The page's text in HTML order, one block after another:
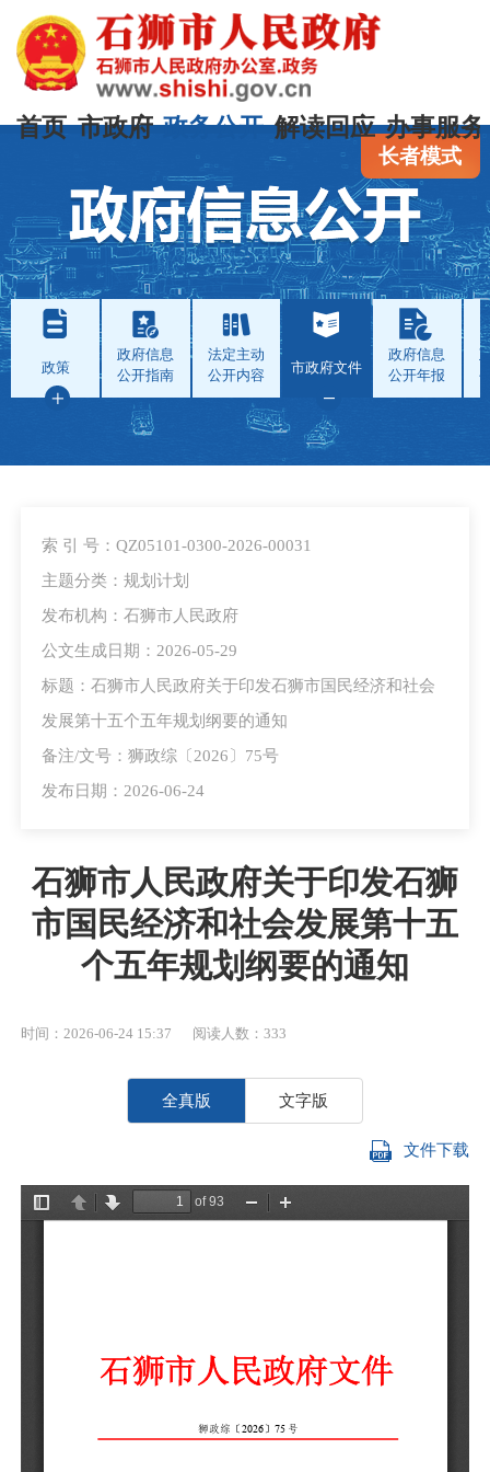
首页 市政府 政务公开 解读回应 办事服务
长者模式
政策
政府信息
公开指南
法定主动
公开内容
市政府文件
政府信息
公开年报
索 引 号：QZ05101-0300-2026-00031
主题分类：规划计划
发布机构：石狮市人民政府
公文生成日期：2026-05-29
标题：石狮市人民政府关于印发石狮市国民经济和社会
发展第十五个五年规划纲要的通知
备注/文号：狮政综〔2026〕75号
发布日期：2026-06-24
石狮市人民政府关于印发石狮
市国民经济和社会发展第十五
个五年规划纲要的通知
时间：2026-06-24 15:37 阅读人数： 333
全真版 文字版
文件下载